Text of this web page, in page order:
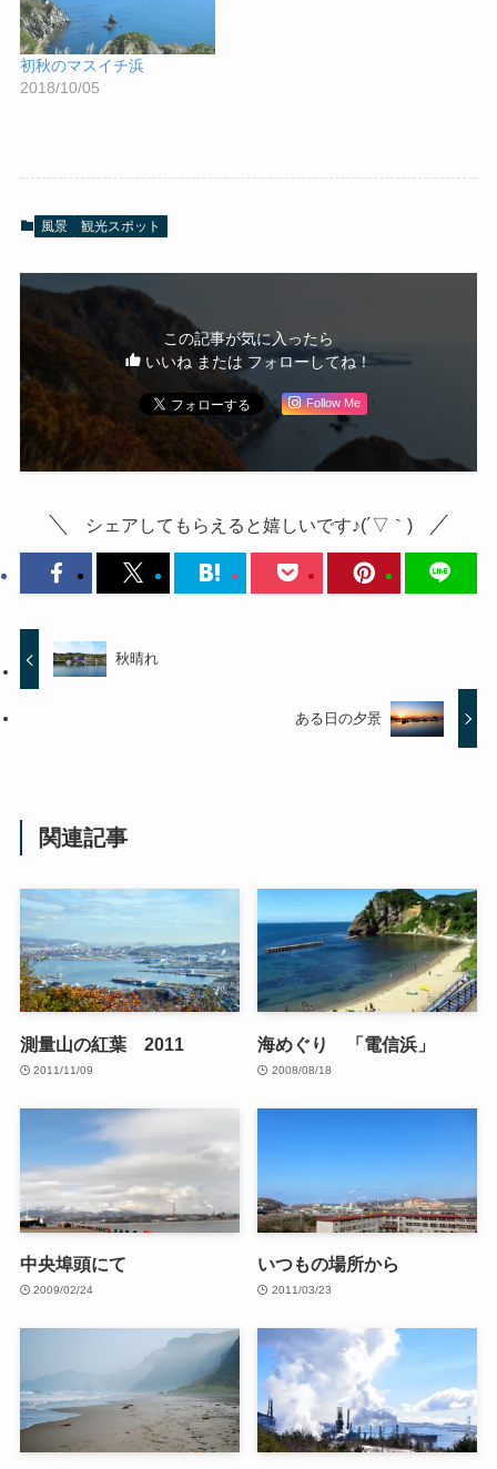
初秋のマスイチ浜
2018/10/05
風景 観光スポット
この記事が気に入ったら
いいね または フォローしてね！
Follow Me
シェアしてもらえると嬉しいです♪(´▽｀)
秋晴れ
ある日の夕景
関連記事
測量山の紅葉 2011
2011/11/09
海めぐり 「電信浜」
2008/08/18
中央埠頭にて
2009/02/24
いつもの場所から
2011/03/23